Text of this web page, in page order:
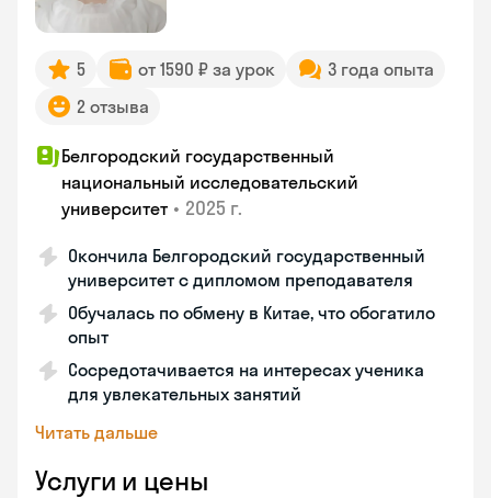
5 от 1590 ₽ за урок
3 года опыта
2 отзыва
Белгородский государственный
национальный исследовательский
университет • 2025 г.
Окончила Белгородский государственный
университет с дипломом преподавателя
Обучалась по обмену в Китае, что обогатило
опыт
Сосредотачивается на интересах ученика
для увлекательных занятий
Читать дальше
Услуги и цены